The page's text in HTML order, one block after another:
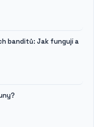
banditů: Jak fungují a